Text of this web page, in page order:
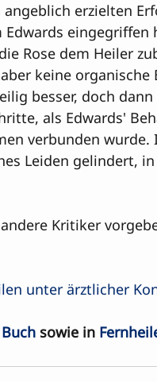
erzielten
eingegriffen
Rose dem Heiler
keine organische
besser, doch
als Edwards'
verbunden wurde.
Leiden gelindert,
Kritiker
unter ärztlicher
sowie in